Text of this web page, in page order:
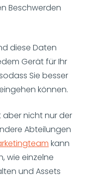
Beschwerden
diese Daten
Gerät für Ihr
Sie besser
können.
aber nicht nur der
Abteilungen
kann
wie einzelne
und Assets